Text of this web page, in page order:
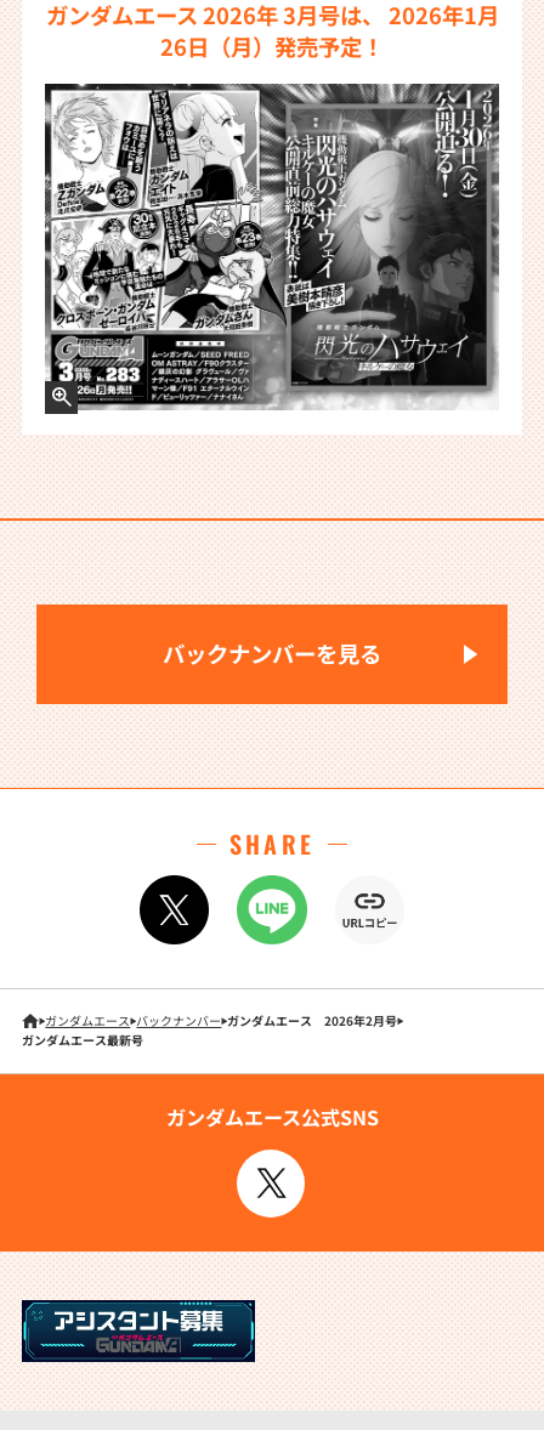
ガンダムエース 2026年 3月号は、 2026年1月
26日（月）発売予定！
バックナンバーを見る
SHARE
ガンダムエース バックナンバー ガンダムエース 2026年2月号
ガンダムエース最新号
ガンダムエース公式SNS